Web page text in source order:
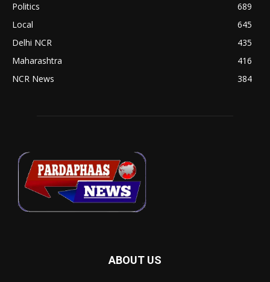
Politics
689
Local
645
Delhi NCR
435
Maharashtra
416
NCR News
384
ABOUT US